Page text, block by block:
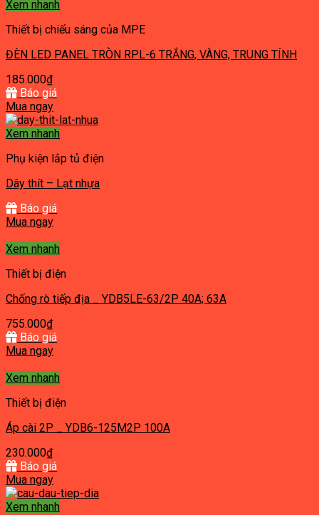
Xem nhanh
Thiết bị chiếu sáng của MPE
ĐÈN LED PANEL TRÒN RPL-6 TRẮNG, VÀNG, TRUNG TÍNH
185.000₫
Báo giá
Mua ngay
Xem nhanh
Phụ kiện lắp tủ điện
Dây thít – Lạt nhựa
Báo giá
Mua ngay
Xem nhanh
Thiết bị điện
Chống rò tiếp địa _ YDB5LE-63/2P 40A; 63A
755.000₫
Báo giá
Mua ngay
Xem nhanh
Thiết bị điện
Áp cài 2P _ YDB6-125M2P 100A
230.000₫
Báo giá
Mua ngay
Xem nhanh